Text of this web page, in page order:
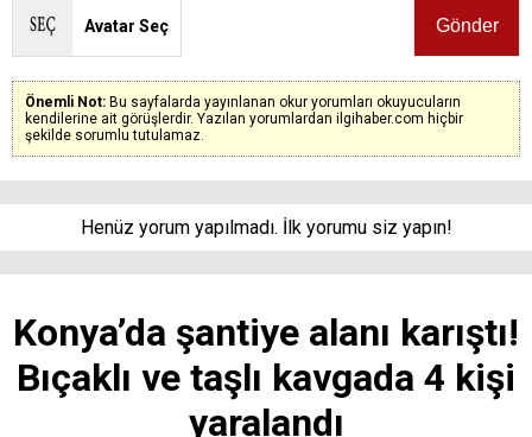
Avatar Seç
Önemli Not: Bu sayfalarda yayınlanan okur yorumları okuyucuların
kendilerine ait görüşlerdir. Yazılan yorumlardan ilgihaber.com hiçbir
şekilde sorumlu tutulamaz.
Henüz yorum yapılmadı. İlk yorumu siz yapın!
Konya’da şantiye alanı karıştı!
Bıçaklı ve taşlı kavgada 4 kişi
yaralandı